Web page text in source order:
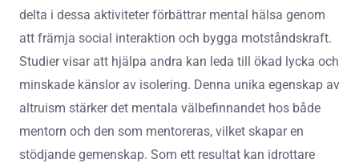
delta i dessa aktiviteter förbättrar mental hälsa genom
att främja social interaktion och bygga motståndskraft.
Studier visar att hjälpa andra kan leda till ökad lycka och
minskade känslor av isolering. Denna unika egenskap av
altruism stärker det mentala välbefinnandet hos både
mentorn och den som mentoreras, vilket skapar en
stödjande gemenskap. Som ett resultat kan idrottare